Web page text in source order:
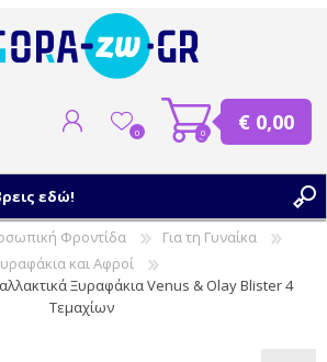
0 0 € 0,00
Φροντίδα
Για τη Γυναίκα
και Αφροί
Ξυραφάκια Venus & Olay Blister 4
Tεμαχίων